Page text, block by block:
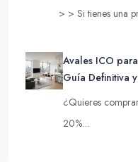
> > Si tienes una
Avales ICO
Guía Definitiva
¿Quieres
20%…